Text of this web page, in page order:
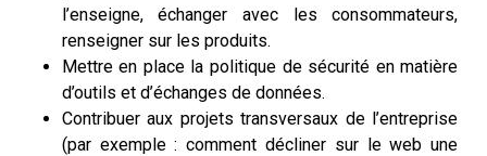
l’enseigne, échanger avec les consommateurs,
renseigner sur les produits.
Mettre en place la politique de sécurité en matière
d’outils et d’échanges de données.
Contribuer aux projets transversaux de l’entreprise
(par exemple : comment décliner sur le web une